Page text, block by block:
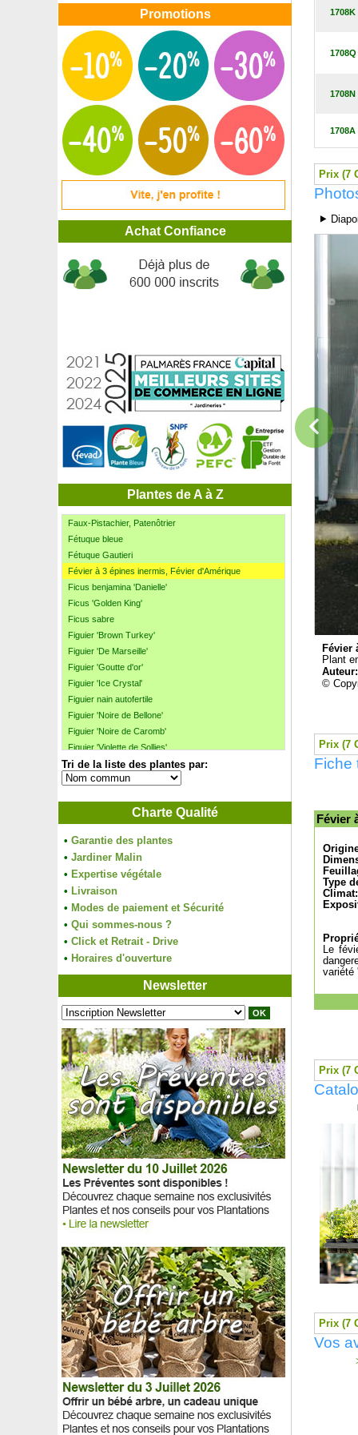
Promotions
Achat Confiance
Plantes de A à Z
Erable du Japon 'Dissectum garnet'
Erable du Japon 'Dissectum viridis'
Erable du Japon 'Koto no ito'
Erable du Japon 'Orange Dream'
Erable du Japon 'Ornatum'
Erable du Japon 'Osakazuki'
Erable du père David
Erable griseum, Erable cannelle
Erable jaspé, Érable de Pennsylvanie
Erable plane
Erable rouge
Erigeron rose, Vergerette glauque
Eriostème à feuilles de Myoporum, Philotheca
Érythrine crête de coq
Escallonia macrantha Rose
Escallonia macrantha rouge
Eucalyptus des Neiges
Eucalyptus 'France Bleu'
Eucalyptus globuleux, Gommier bleu
Eucalyptus nitens, Gommier brillant
Euphorbe de Corse
Euphorbe Herbe à taupe, Euphorbe épurge
Euphorbe 'Purpurea'
Exochorde 'The Bride'
Faux Noisetier parfumé
Faux-Pistachier, Patenôtrier
Fétuque bleue
Fétuque Gautieri
Févier à 3 épines inermis, Févier d'Amérique
Ficus benjamina 'Danielle'
Ficus 'Golden King'
Ficus sabre
Figuier 'Brown Turkey'
Figuier 'De Marseille'
Figuier 'Goutte d'or'
Figuier 'Ice Crystal'
Figuier nain autofertile
Figuier 'Noire de Bellone'
Figuier 'Noire de Caromb'
Figuier 'Violette de Sollies'
Filaire à feuilles étroites
Filao, Pin australien
Forsythia blanc de Corée
Forsythia intermedia
Forsythia rampant
Forsythia rose de Corée
Fougère arborescente
Fougère Asplenium trichomanes
Fougère de Boston
Fougère Dryopteris erythrosora
Fougère Polypode commun
Fragon petit houx
Fraisier 'Cijosée'
Fraisier 'Cirafine'
Fraisier 'Colossus', Fraisier géant
Fraisier 'Favori'
Fraisier 'Framberry', Fraise-Framboise
Fraisier 'Gariguette'
Fraisier 'Gento'
Fraisier 'Maestro'
Fraisier 'Magnum'
Fraisier 'Manille'
Fraisier 'Mara des bois'
Fraisier 'Mariguette' cov MA 99
Fraisier 'Matis'
Fraisier 'Maxim'
Fraisier 'Mount Everest'
Fraisier 'Reine des Vallées'
Fraisier 'San Andreas'
Fraisier tapissant
Framboisier à fruits pourpres non remontant
Framboisier fraise japonais
Framboisier 'Heritage'
Framboisier jaune nain
Framboisier jaune remontant
Framboisier nain rouge
Framboisier noir 'Black Jewel'
Framboisier orange rampant
Tri de la liste des plantes par:
Charte Qualité
• Garantie des plantes
• Jardiner Malin
• Expertise végétale
• Livraison
• Modes de paiement et Sécurité
• Qui sommes-nous ?
• Click et Retrait - Drive
• Horaires d'ouverture
Newsletter
1708K
1708Q
1708N
1708A
Prix (7
⯈
Févier
Plant
Auteur:
©
Prix (7
Fiche
Févier
Type
Climat:
Le
variété
Prix (7
Prix (7
Vos